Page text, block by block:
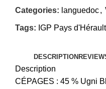
Categories: languedoc,
Tags: IGP Pays d'Hérault
DESCRIPTION
Description
CÉPAGES : 45 % Ugni